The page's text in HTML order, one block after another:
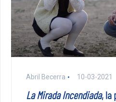
Abril Becerra 10-03-2021
La Mirada Incendiada, la